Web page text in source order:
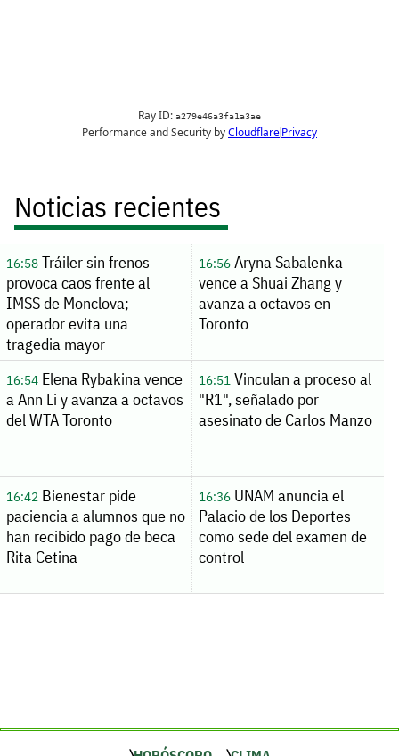
Noticias recientes
16:58Tráiler sin frenos
provoca caos frente al
IMSS de Monclova;
operador evita una
tragedia mayor
16:56Aryna Sabalenka
vence a Shuai Zhang y
avanza a octavos en
Toronto
16:54Elena Rybakina vence
a Ann Li y avanza a octavos
del WTA Toronto
16:51Vinculan a proceso al
"R1", señalado por
asesinato de Carlos Manzo
16:42Bienestar pide
paciencia a alumnos que no
han recibido pago de beca
Rita Cetina
16:36UNAM anuncia el
Palacio de los Deportes
como sede del examen de
control